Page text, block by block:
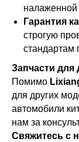
налаженной
Гарантия
строгую
стандартам
Запчасти для
Помимо
для других
автомобили
нам за
Свяжитесь с